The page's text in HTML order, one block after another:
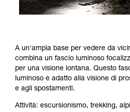
A un'ampia base per vedere da
combina un fascio luminoso
per una visione lontana. Questo
luminoso è adatto alla visione di
e agli spostamenti.
Attività: escursionismo, trekking,